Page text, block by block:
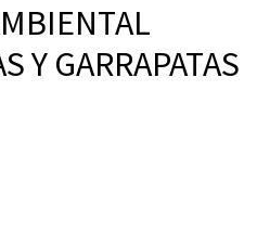
Y GARRAPATAS